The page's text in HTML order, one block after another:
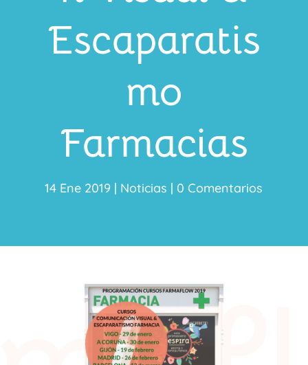
Escaparatis
mo
Farmacias
14 Ene 2019 | Noticias | 0 Comentarios